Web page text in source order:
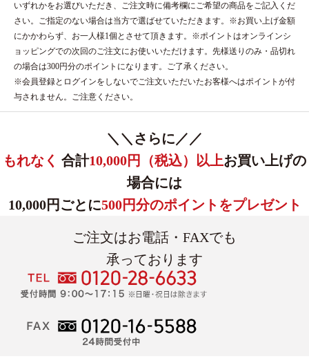
いずれかをお選びいただき、ご注文時に備考欄にご希望の商品をご記入くだ
さい。ご指定のない場合は当方で選ばせていただきます。※お買い上げ金額
にかかわらず、お一人様1個とさせて頂きます。※ポイントはオンラインシ
ョッピングでの次回のご注文にお使いいただけます。先様送りのみ・品切れ
の場合は300円分のポイントになります。ご了承ください。
※会員登録とログインをしないでご注文いただいたお客様へはポイントが付
与されません。ご注意ください。
＼＼さらに／／
もれなく 合計10,000円（税込）以上お買い上げの
場合には
10,000円ごとに500円分のポイントをプレゼント
ご注文はお電話・FAXでも
承っております